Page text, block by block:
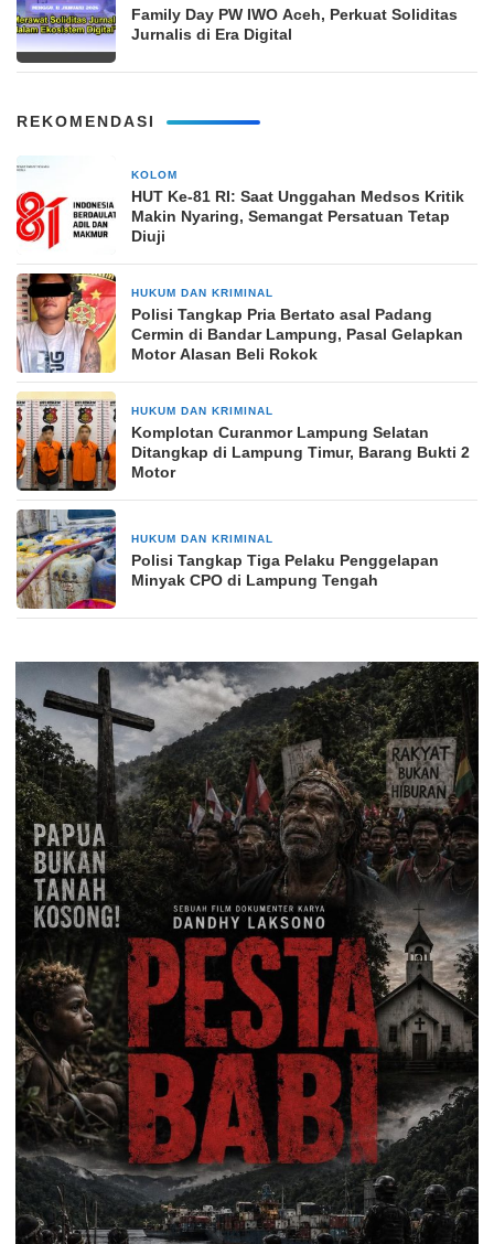
Family Day PW IWO Aceh, Perkuat Soliditas
Jurnalis di Era Digital
REKOMENDASI
KOLOM
HUT Ke-81 RI: Saat Unggahan Medsos Kritik
Makin Nyaring, Semangat Persatuan Tetap
Diuji
HUKUM DAN KRIMINAL
Polisi Tangkap Pria Bertato asal Padang
Cermin di Bandar Lampung, Pasal Gelapkan
Motor Alasan Beli Rokok
HUKUM DAN KRIMINAL
Komplotan Curanmor Lampung Selatan
Ditangkap di Lampung Timur, Barang Bukti 2
Motor
HUKUM DAN KRIMINAL
Polisi Tangkap Tiga Pelaku Penggelapan
Minyak CPO di Lampung Tengah